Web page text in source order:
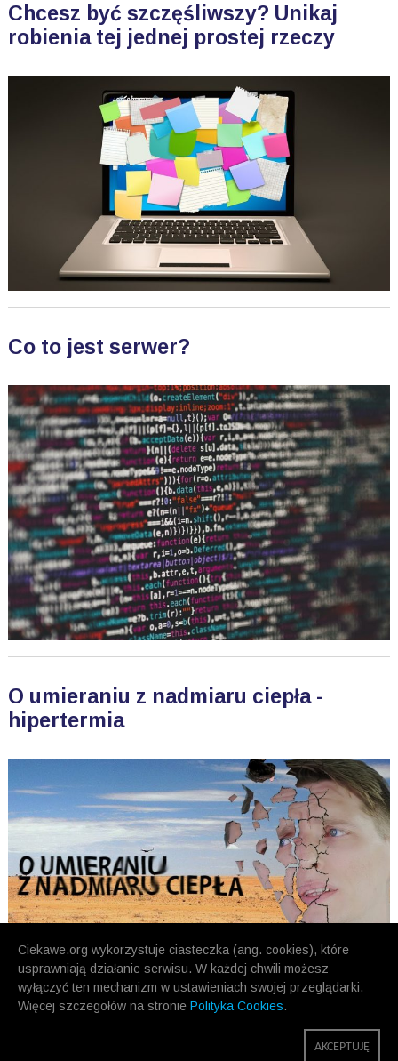
Ciekawe.org wykorzystuje ciasteczka (ang. cookies), które
usprawniają działanie serwisu. W każdej chwili możesz
wyłączyć ten mechanizm w ustawieniach swojej przeglądarki.
Więcej szczegołów na stronie Polityka Cookies.
AKCEPTUJĘ
Chcesz być szczęśliwszy? Unikaj
robienia tej jednej prostej rzeczy
Co to jest serwer?
O umieraniu z nadmiaru ciepła -
hipertermia
NASTĘPNE